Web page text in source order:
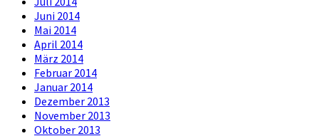
Juni 2014
Mai 2014
April 2014
März 2014
Februar 2014
Januar 2014
Dezember 2013
November 2013
Oktober 2013